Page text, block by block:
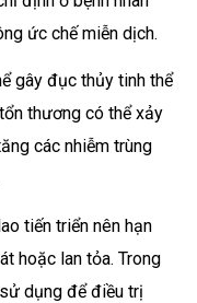
ức chế miễn dịch.
gây đục thủy tinh thể
thương có thể xảy
các nhiễm trùng
tiến triển nên hạn
hoặc lan tỏa. Trong
dụng để điều trị